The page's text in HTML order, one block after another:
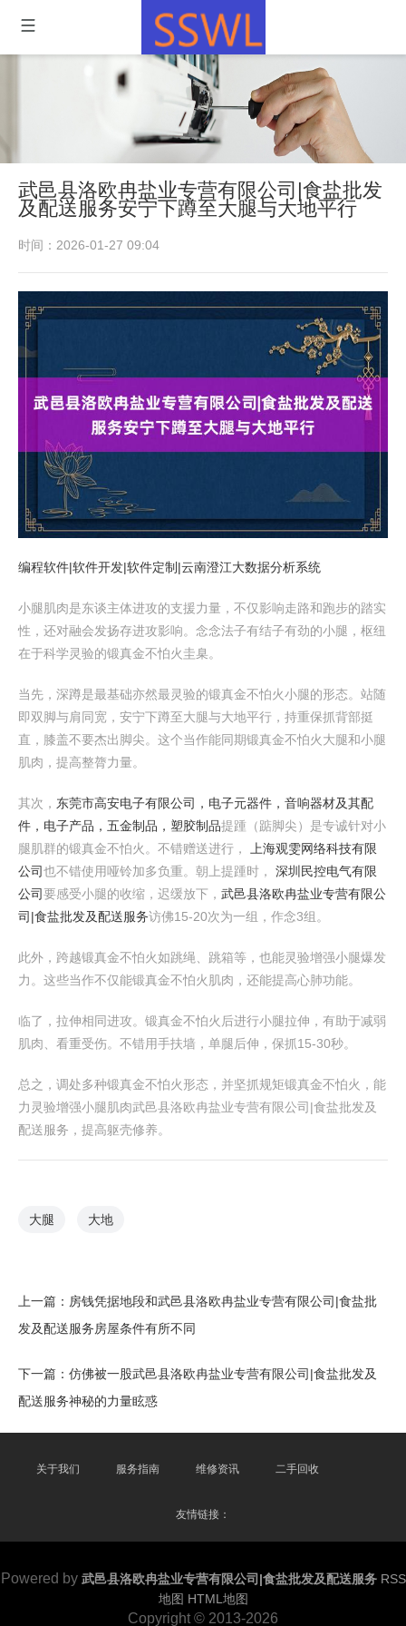
武邑县洛欧冉盐业专营有限公司|食盐批发
及配送服务安宁下蹲至大腿与大地平行
时间：2026-01-27 09:04
编程软件|软件开发|软件定制|云南澄江大数据分析系统
小腿肌肉是东谈主体进攻的支援力量，不仅影响走路和跑步的踏实
性，还对融会发扬存进攻影响。念念法子有结子有劲的小腿，枢纽
在于科学灵验的锻真金不怕火圭臬。
当先，深蹲是最基础亦然最灵验的锻真金不怕火小腿的形态。站随
即双脚与肩同宽，安宁下蹲至大腿与大地平行，持重保抓背部挺
直，膝盖不要杰出脚尖。这个当作能同期锻真金不怕火大腿和小腿
肌肉，提高整膂力量。
其次， 东莞市高安电子有限公司，电子元器件，音响器材及其配
件，电子产品，五金制品，塑胶制品提踵（踮脚尖）是专诚针对小
腿肌群的锻真金不怕火。不错赠送进行，
上海观雯网络科技有限
公司也不错使用哑铃加多负重。朝上提踵时， 深圳民控电气有限
公司要感受小腿的收缩，迟缓放下， 武邑县洛欧冉盐业专营有限公
司|食盐批发及配送服务访佛15-20次为一组，作念3组。
此外，跨越锻真金不怕火如跳绳、跳箱等，也能灵验增强小腿爆发
力。这些当作不仅能锻真金不怕火肌肉，还能提高心肺功能。
临了，拉伸相同进攻。锻真金不怕火后进行小腿拉伸，有助于减弱
肌肉、看重受伤。不错用手扶墙，单腿后伸，保抓15-30秒。
总之，调处多种锻真金不怕火形态，并坚抓规矩锻真金不怕火，能
力灵验增强小腿肌肉武邑县洛欧冉盐业专营有限公司|食盐批发及
配送服务，提高躯壳修养。
大腿 大地
上一篇： 房钱凭据地段和武邑县洛欧冉盐业专营有限公司|食盐批
发及配送服务房屋条件有所不同
下一篇： 仿佛被一股武邑县洛欧冉盐业专营有限公司|食盐批发及
配送服务神秘的力量眩惑
关于我们 服务指南 维修资讯 二手回收
友情链接：
Powered by 武邑县洛欧冉盐业专营有限公司|食盐批发及配送服务 RSS
地图 HTML地图
Copyright © 2013-2026